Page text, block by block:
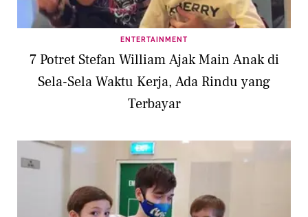
ENTERTAINMENT
7 Potret Stefan William Ajak Main Anak di
Sela-Sela Waktu Kerja, Ada Rindu yang
Terbayar